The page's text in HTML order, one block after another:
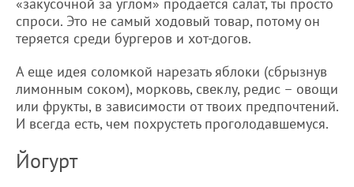
спроси. Это не самый ходовый товар, потому он
теряется среди бургеров и хот-догов.
А еще идея соломкой нарезать яблоки (сбрызнув
лимонным соком), морковь, свеклу, редис – овощи
или фрукты, в зависимости от твоих предпочтений.
И всегда есть, чем похрустеть проголодавшемуся.
Йогурт